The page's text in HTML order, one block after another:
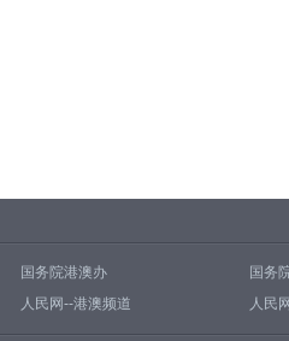
国务院港澳办
国务
人民网--港澳频道 人民